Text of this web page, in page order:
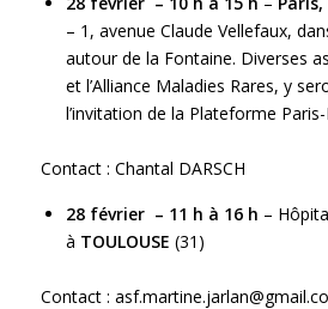
– 1, avenue Claude Vellefaux,
autour de la Fontaine. Diverses
et l’Alliance Maladies Rares, y
l’invitation de la Plateforme
Contact : Chantal DARSCH
28 février – 11 h à 16 h –
à TOULOUSE (31)
Contact :